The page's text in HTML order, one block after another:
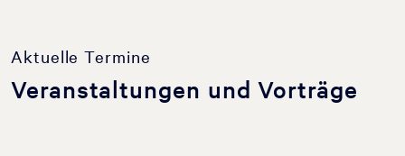
Aktuelle Termine
Veranstaltungen und Vorträge